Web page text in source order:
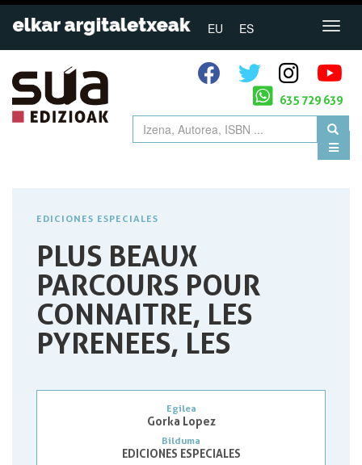
EU ES
635 729 639
EDICIONES ESPECIALES
PLUS BEAUX
PARCOURS POUR
CONNAITRE, LES
PYRENEES, LES
Egilea
Gorka Lopez
Bilduma
EDICIONES ESPECIALES